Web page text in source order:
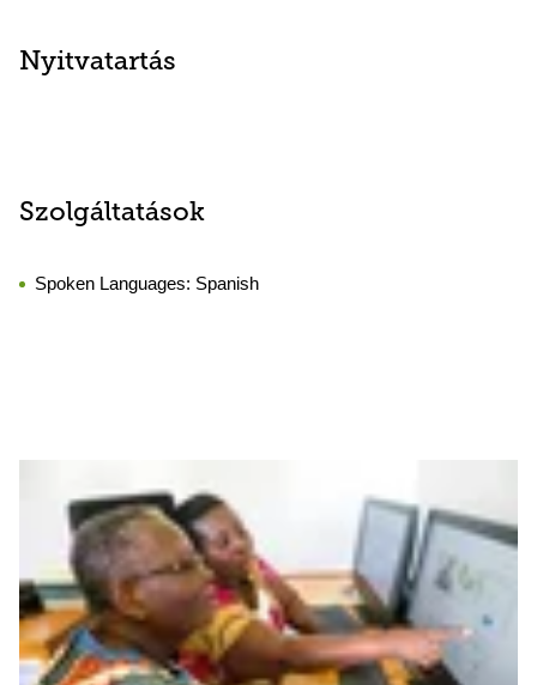
Nyitvatartás
Szolgáltatások
Spoken Languages: Spanish